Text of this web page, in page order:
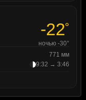
-22°
ночью -30°
771 мм
9:32 → 3:46